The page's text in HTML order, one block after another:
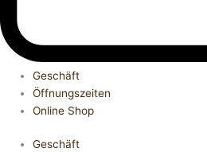
Geschäft
Öffnungszeiten
Online Shop
Geschäft